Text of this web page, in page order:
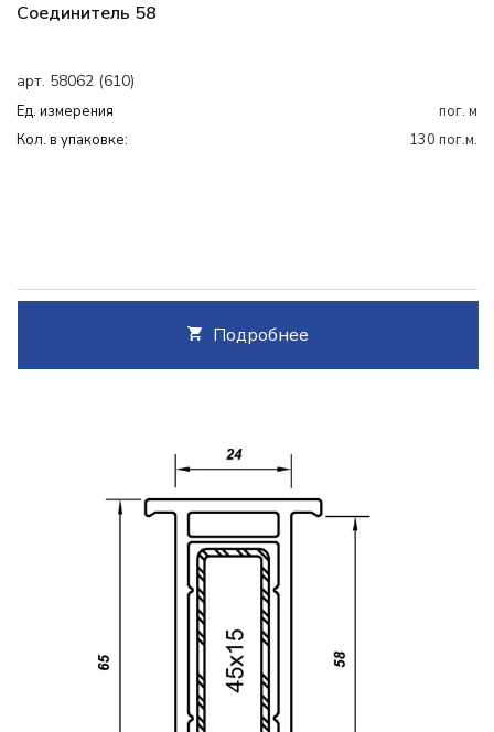
Соединитель 58
арт. 58062 (610)
Ед. измерения
пог. м
Кол. в упаковке:
130 пог.м.
Подробнее